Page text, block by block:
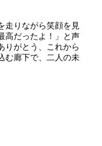
走りながら笑顔を見
高だったよ！」と声
りがとう、これから
む廊下で、二人の未